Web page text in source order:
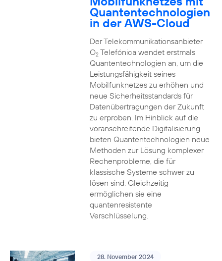
Quantentechnologien
in der AWS-Cloud
Der Telekommunikationsanbieter
O2Telefónica wendet erstmals
Quantentechnologien an, um die
Leistungsfähigkeit seines
Mobilfunknetzes zu erhöhen und
neue Sicherheitsstandards für
Datenübertragungen der Zukunft
zu erproben. Im Hinblick auf die
voranschreitende Digitalisierung
bieten Quantentechnologien neue
Methoden zur Lösung komplexer
Rechenprobleme, die für
klassische Systeme schwer zu
lösen sind. Gleichzeitig
ermöglichen sie eine
quantenresistente
Verschlüsselung.
28. November 2024